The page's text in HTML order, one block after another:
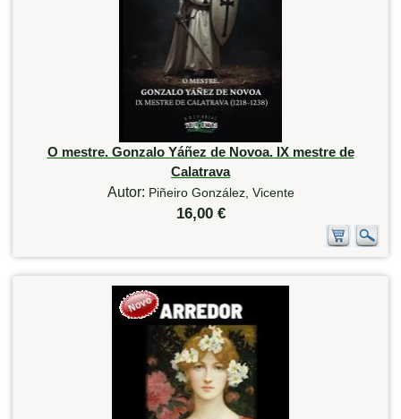
O mestre. Gonzalo Yáñez de Novoa. IX mestre de
Calatrava
Autor: Piñeiro González, Vicente
16,00 €